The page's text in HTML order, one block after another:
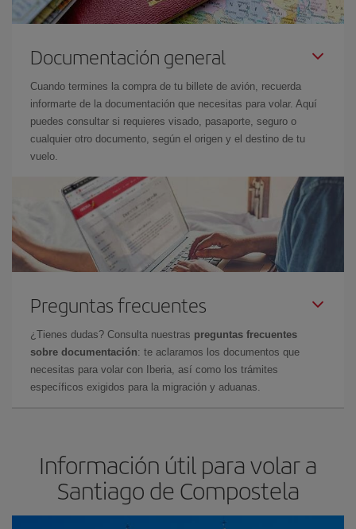
Documentación general
Cuando termines la compra de tu billete de avión, recuerda
informarte de la documentación que necesitas para volar. Aquí
puedes consultar si requieres visado, pasaporte, seguro o
cualquier otro documento, según el origen y el destino de tu
vuelo.
Preguntas frecuentes
¿Tienes dudas? Consulta nuestras preguntas frecuentes
sobre documentación: te aclaramos los documentos que
necesitas para volar con Iberia, así como los trámites
específicos exigidos para la migración y aduanas.
Información útil para volar a
Santiago de Compostela